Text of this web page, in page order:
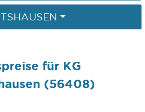
für KG
(56408)